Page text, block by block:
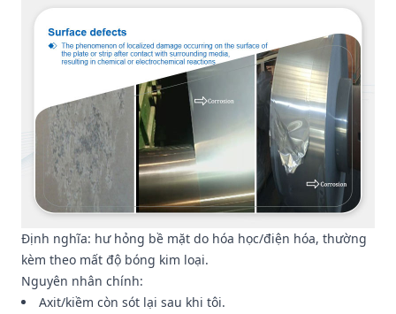
Định nghĩa: hư hỏng bề mặt do hóa học/điện hóa, thường
kèm theo mất độ bóng kim loại.
Nguyên nhân chính:
Axit/kiềm còn sót lại sau khi tôi.